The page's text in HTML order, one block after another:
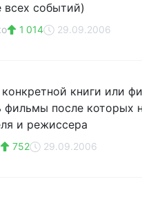
событий)
1 014 29.09.2006
конкретной книги или
после которых
и режиссера
752 29.09.2006